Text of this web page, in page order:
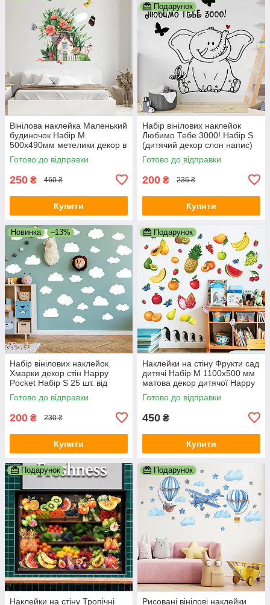
Вінілова наклейка Маленький
будиночок Набір М
500х490мм метелики декор в
дитячу ПВХ самоклейка
матова
Готово до відправки
250 ₴ 460 ₴
Купити
Подарунок
Набір вінілових наклейок
Любимо Тебе 3000! Набір S
(дитячий декор слон напис)
Happy Pocket Чорний
матовий
Готово до відправки
200 ₴ 236 ₴
Купити
Новинка –13%
Набір вінілових наклейок
Хмарки декор стін Happy
Pocket Набір S 25 шт. від
85х55мм до 128х93мм білий
матовий
Готово до відправки
200 ₴ 230 ₴
Купити
Подарунок
Наклейки на стіну Фрукти сад
дитячі Набір M 1100х500 мм
матова декор дитячої Happy
Pocket
Готово до відправки
450 ₴
Купити
Подарунок
Наклейки на стіну Тропічні
Подарунок
Рисовані вінілові наклейки